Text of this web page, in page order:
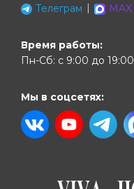
Телеграм
MAX
Время работы:
Пн-Сб: с 9:00 до 19:00
Мы в соцсетях: